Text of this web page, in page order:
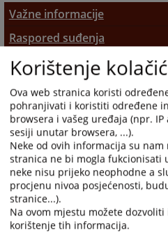
Važne informacije
Podnošenje pritužbi
Sudske takse
Pozivi
Sudski vještaci i tumači
Pravna pomoć
Raspored suđenja
Raspored suđenja
Upražnjene pozicije
Opće informacije
Objavljene pozicije
Sudska prodaja
Vozila
Nekretnine
Pokretnine
Ostalo
Oglasi
Stečaj
Likvidacija
Privremeni zastupnik
Proglašenje umrlim
Korištenje
Ova web stranica koristi
pohranjivati i koristiti određene
browsera i vašeg uređaja (npr.
sesiji unutar browsera, ...).
Neke od ovih informacija su
stranica ne bi mogla fukcionisati
neke nisu prijeko neophodne a
procjenu nivoa posjećenosti,
stranice...).
Na ovom mjestu možete
korištenje tih informacija.